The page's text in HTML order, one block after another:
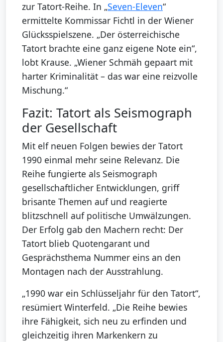
zur Tatort-Reihe. In „Seven-Eleven“
ermittelte Kommissar Fichtl in der Wiener
Glücksspielszene. „Der österreichische
Tatort brachte eine ganz eigene Note ein“,
lobt Krause. „Wiener Schmäh gepaart mit
harter Kriminalität – das war eine reizvolle
Mischung.“
Fazit: Tatort als Seismograph
der Gesellschaft
Mit elf neuen Folgen bewies der Tatort
1990 einmal mehr seine Relevanz. Die
Reihe fungierte als Seismograph
gesellschaftlicher Entwicklungen, griff
brisante Themen auf und reagierte
blitzschnell auf politische Umwälzungen.
Der Erfolg gab den Machern recht: Der
Tatort blieb Quotengarant und
Gesprächsthema Nummer eins an den
Montagen nach der Ausstrahlung.
„1990 war ein Schlüsseljahr für den Tatort“,
resümiert Winterfeld. „Die Reihe bewies
ihre Fähigkeit, sich neu zu erfinden und
gleichzeitig ihren Markenkern zu